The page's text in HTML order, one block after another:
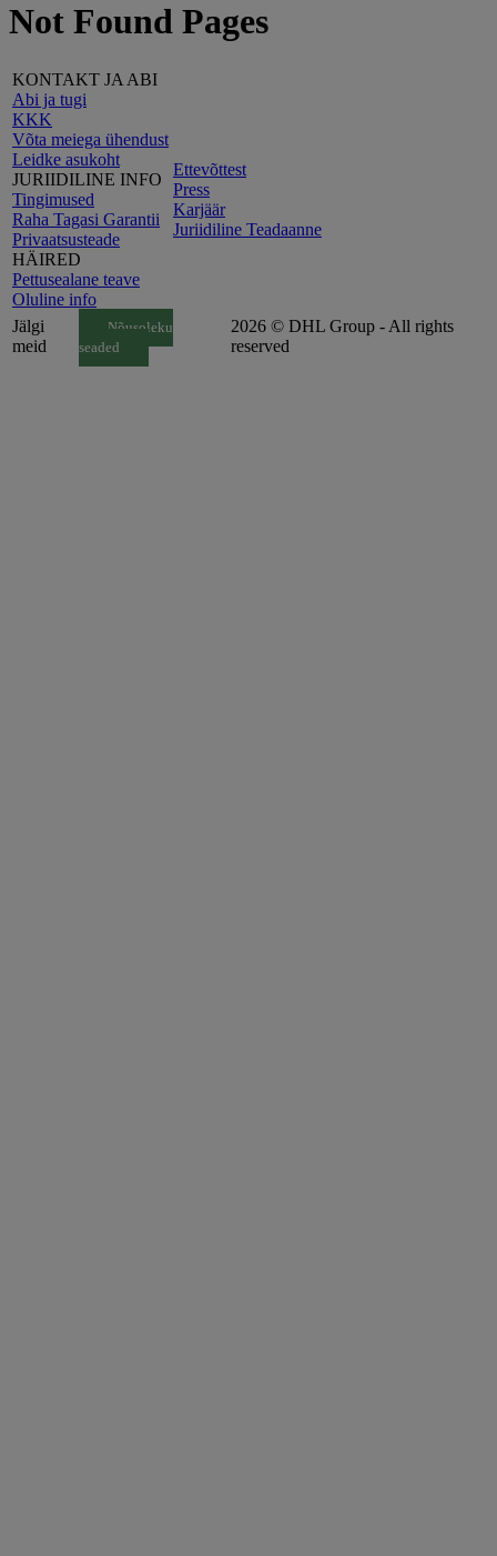
Not Found Pages
KONTAKT JA ABI
Abi ja tugi
KKK
Võta meiega ühendust
Leidke asukoht
JURIIDILINE INFO
Tingimused
Raha Tagasi Garantii
Privaatsusteade
HÄIRED
Pettusealane teave
Oluline info
Ettevõttest
Press
Karjäär
Juriidiline Teadaanne
Jälgi
meid
Nõusoleku
seaded
2026 © DHL Group - All rights
reserved